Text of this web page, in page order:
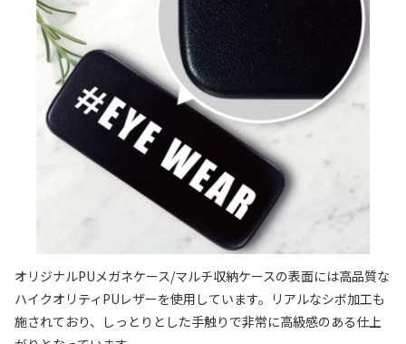
オリジナルPUメガネケース/マルチ収納ケースの表面には高品質な
ハイクオリティPUレザーを使用しています。リアルなシボ加工も
施されており、しっとりとした手触りで非常に高級感のある仕上